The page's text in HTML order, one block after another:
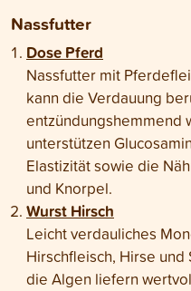
Nassfutter
Dose Pferd
Nassfutter mit
kann die Verdauung
entzündungshemmend
unterstützen
Elastizität sowie die
und Knorpel.
Wurst Hirsch
Leicht verdauliches
Hirschfleisch, Hirse
die Algen liefern